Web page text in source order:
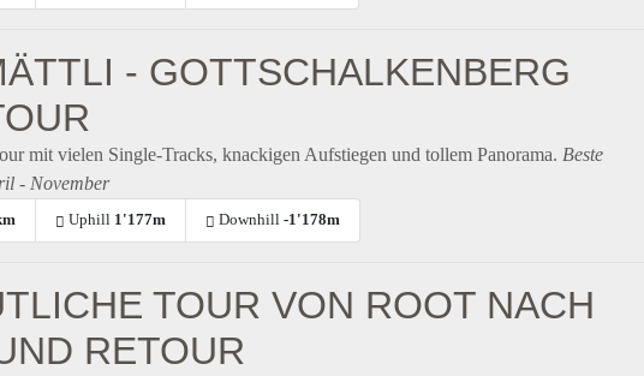
- GOTTSCHALKENBERG
mit vielen Single-Tracks, knackigen Aufstiegen und tollem Panorama. Beste
- November
Uphill 1'177m Downhill-1'178m
TOUR VON ROOT NACH
RETOUR